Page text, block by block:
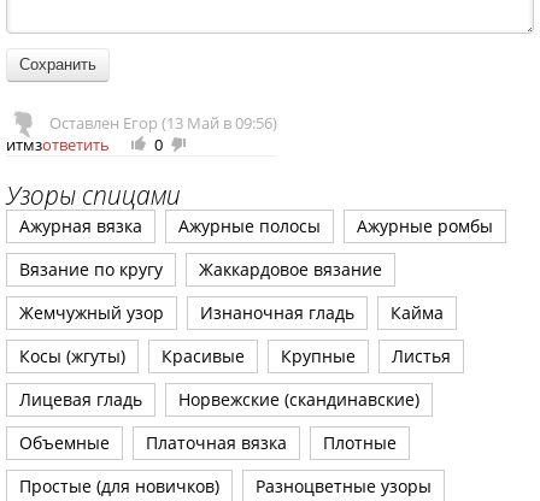
Оставлен Егор (13 Май в 09:56)
итмзответить 0
Узоры спицами
Ажурная вязка Ажурные полосы
Ажурные ромбы
Вязание по кругу
Жаккардовое вязание
Жемчужный узор
Изнаночная гладь
Кайма
Косы (жгуты)
Красивые Крупные
Листья
Лицевая гладь
Норвежские (скандинавские)
Объемные
Платочная вязка
Плотные
Простые (для новичков)
Разноцветные узоры